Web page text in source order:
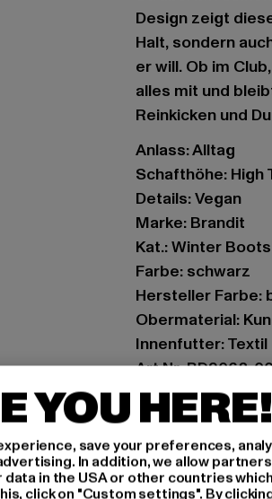
Design zeigt
Halt, sondern
er will. Ob im
alles mit und
Reinkicken und
Anlass: Alltag
Schafthöhe: High
Details: Vegan
Marke: Brandit
Kat.: Winter Boots
Farbe: schwarz
Hersteller Farbe:
Obermaterial:
Innenfutter: Textil
Art.Nr: BD9062-
Hersteller:
Spichernstraße
YOU HERE!
save your preferences,
In addition, we allow
in the USA or other countries
click on "Custom settings". By